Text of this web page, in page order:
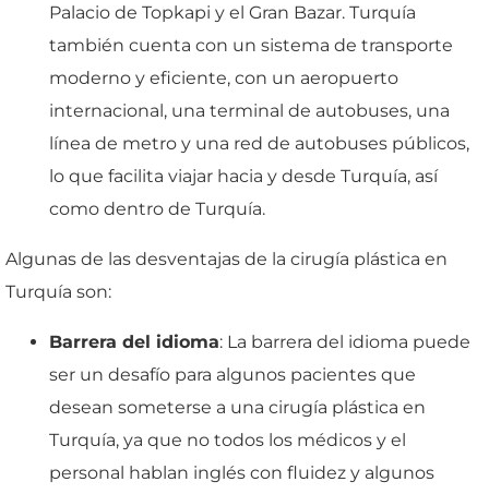
Palacio de Topkapi y el Gran Bazar. Turquía
también cuenta con un sistema de transporte
moderno y eficiente, con un aeropuerto
internacional, una terminal de autobuses, una
línea de metro y una red de autobuses públicos,
lo que facilita viajar hacia y desde Turquía, así
como dentro de Turquía.
Algunas de las desventajas de la cirugía plástica en
Turquía son:
Barrera del idioma: La barrera del idioma puede
ser un desafío para algunos pacientes que
desean someterse a una cirugía plástica en
Turquía, ya que no todos los médicos y el
personal hablan inglés con fluidez y algunos